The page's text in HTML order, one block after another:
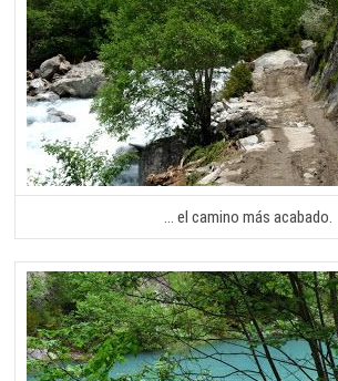
… el camino más acabado.